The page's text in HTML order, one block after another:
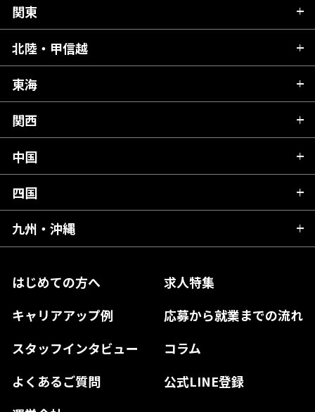
はじめての方へ
求人特集
キャリアアップ例
応募から就業までの流れ
スタッフインタビュー
コラム
よくあるご質問
公式LINE登録
北海道
青森県
秋田県
岩手県
宮城県
福島県
関東
茨城県
栃木県
群馬県
千葉県
東京都
神奈川県
北陸・甲信越
新潟県
富山県
石川県
山梨県
長野県
東海
岐阜県
静岡県
愛知県
関西
滋賀県
京都府
大阪府
奈良県
和歌山県
中国
広島県
岡山県
島根県
山口県
四国
愛媛県
高知県
徳島県
九州・沖縄
熊本県